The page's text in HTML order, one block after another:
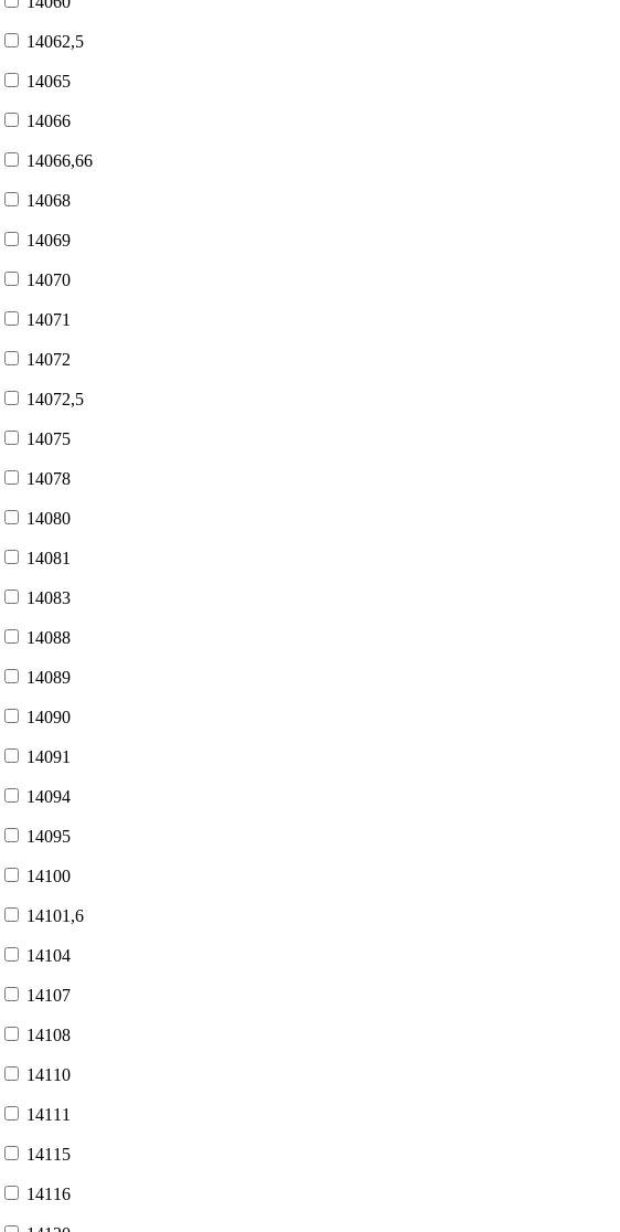
14062,5
14065
14066
14066,66
14068
14069
14070
14071
14072
14072,5
14075
14078
14080
14081
14083
14088
14089
14090
14091
14094
14095
14100
14101,6
14104
14107
14108
14110
14111
14115
14116